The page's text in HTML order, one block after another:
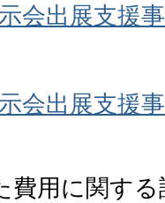
会出展支援
会出展支援
費用に関す